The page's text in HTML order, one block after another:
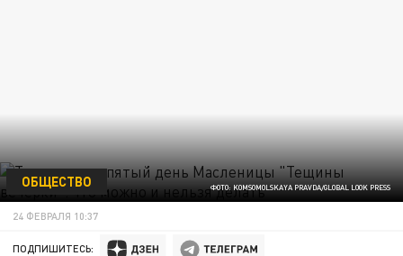
ФОТО: KOMSOMOLSKAYA PRAVDA/GLOBAL LOOK PRESS
ОБЩЕСТВО
24 ФЕВРАЛЯ 10:37
ПОДПИШИТЕСЬ: